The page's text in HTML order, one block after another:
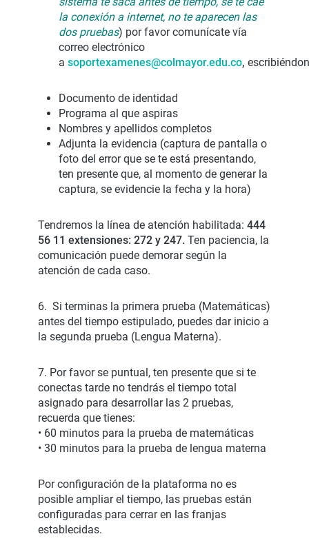
la conexión a internet, no te aparecen las
dos pruebas) por favor comunícate vía
correo electrónico
a soportexamenes@colmayor.edu.co,
Documento de identidad
Programa al que aspiras
Nombres y apellidos completos
Adjunta la evidencia (captura de pantalla o
foto del error que se te está presentando,
ten presente que, al momento de generar la
captura, se evidencie la fecha y la hora)
Tendremos la línea de atención habilitada: 444
56 11 extensiones: 272 y 247. Ten paciencia, la
comunicación puede demorar según la
atención de cada caso.
6. Si terminas la primera prueba (Matemáticas)
antes del tiempo estipulado, puedes dar inicio a
la segunda prueba (Lengua Materna).
7. Por favor se puntual, ten presente que si te
conectas tarde no tendrás el tiempo total
asignado para desarrollar las 2 pruebas,
recuerda que tienes:
• 60 minutos para la prueba de matemáticas
• 30 minutos para la prueba de lengua materna
Por configuración de la plataforma no es
posible ampliar el tiempo, las pruebas están
configuradas para cerrar en las franjas
establecidas.